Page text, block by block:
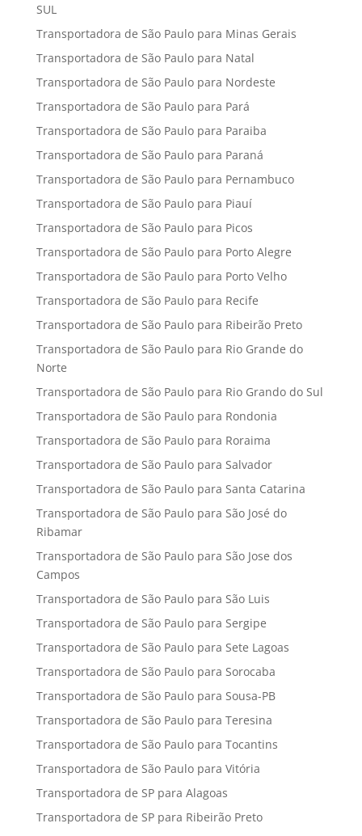
SUL
Transportadora de São Paulo para Minas Gerais
Transportadora de São Paulo para Natal
Transportadora de São Paulo para Nordeste
Transportadora de São Paulo para Pará
Transportadora de São Paulo para Paraiba
Transportadora de São Paulo para Paraná
Transportadora de São Paulo para Pernambuco
Transportadora de São Paulo para Piauí
Transportadora de São Paulo para Picos
Transportadora de São Paulo para Porto Alegre
Transportadora de São Paulo para Porto Velho
Transportadora de São Paulo para Recife
Transportadora de São Paulo para Ribeirão Preto
Transportadora de São Paulo para Rio Grande do
Norte
Transportadora de São Paulo para Rio Grando do Sul
Transportadora de São Paulo para Rondonia
Transportadora de São Paulo para Roraima
Transportadora de São Paulo para Salvador
Transportadora de São Paulo para Santa Catarina
Transportadora de São Paulo para São José do
Ribamar
Transportadora de São Paulo para São Jose dos
Campos
Transportadora de São Paulo para São Luis
Transportadora de São Paulo para Sergipe
Transportadora de São Paulo para Sete Lagoas
Transportadora de São Paulo para Sorocaba
Transportadora de São Paulo para Sousa-PB
Transportadora de São Paulo para Teresina
Transportadora de São Paulo para Tocantins
Transportadora de São Paulo para Vitória
Transportadora de SP para Alagoas
Transportadora de SP para Ribeirão Preto